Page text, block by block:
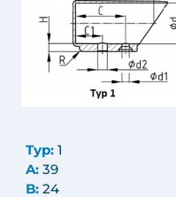
Typ: 1
A: 39
B: 24